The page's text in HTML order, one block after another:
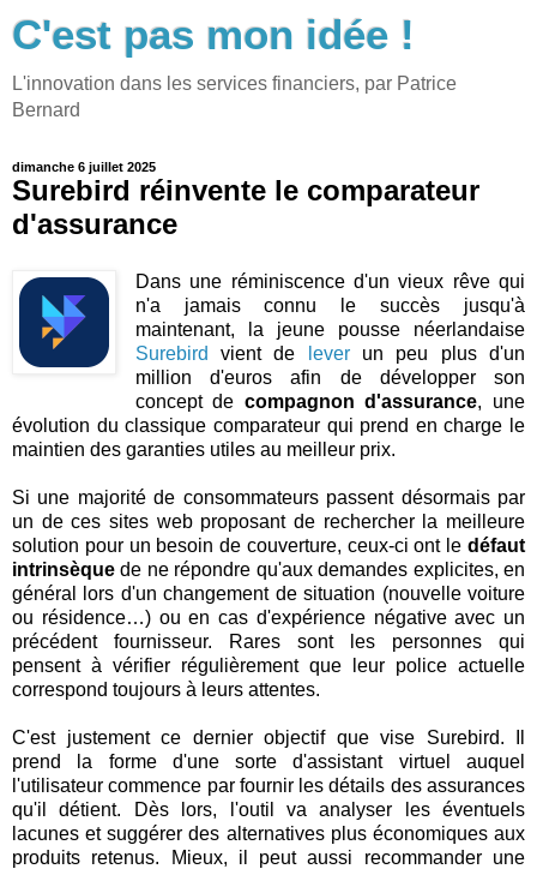
C'est pas mon idée !
L'innovation dans les services financiers, par Patrice
Bernard
dimanche 6 juillet 2025
Surebird réinvente le comparateur
d'assurance
Dans une réminiscence d'un vieux rêve qui
n'a jamais connu le succès jusqu'à
maintenant, la jeune pousse néerlandaise
Surebird
vient de leverun peu plus d'un
million d'euros afin de développer son
concept de compagnon d'assurance, une
évolution du classique comparateur qui prend en charge le
maintien des garanties utiles au meilleur prix.
Si une majorité de consommateurs passent désormais par
un de ces sites web proposant de rechercher la meilleure
solution pour un besoin de couverture, ceux-ci ont le défaut
intrinsèque de ne répondre qu'aux demandes explicites, en
général lors d'un changement de situation (nouvelle voiture
ou résidence…) ou en cas d'expérience négative avec un
précédent fournisseur. Rares sont les personnes qui
pensent à vérifier régulièrement que leur police actuelle
correspond toujours à leurs attentes.
C'est justement ce dernier objectif que vise Surebird. Il
prend la forme d'une sorte d'assistant virtuel auquel
l'utilisateur commence par fournir les détails des assurances
qu'il détient. Dès lors, l'outil va analyser les éventuels
lacunes et suggérer des alternatives plus économiques aux
produits retenus. Mieux, il peut aussi recommander une